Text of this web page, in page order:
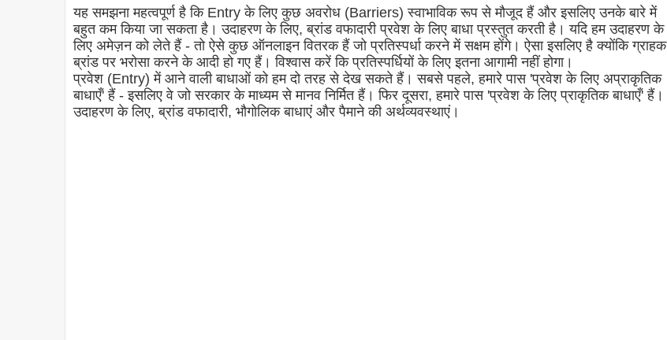
यह समझना महत्वपूर्ण है कि Entry के लिए कुछ अवरोध (Barriers) स्वाभाविक रूप से मौजूद हैं और इसलिए उनके बारे में
बहुत कम किया जा सकता है। उदाहरण के लिए, ब्रांड वफादारी प्रवेश के लिए बाधा प्रस्तुत करती है। यदि हम उदाहरण के
लिए अमेज़न को लेते हैं - तो ऐसे कुछ ऑनलाइन वितरक हैं जो प्रतिस्पर्धा करने में सक्षम होंगे। ऐसा इसलिए है क्योंकि ग्राहक
ब्रांड पर भरोसा करने के आदी हो गए हैं। विश्वास करें कि प्रतिस्पर्धियों के लिए इतना आगामी नहीं होगा।
प्रवेश (Entry) में आने वाली बाधाओं को हम दो तरह से देख सकते हैं। सबसे पहले, हमारे पास 'प्रवेश के लिए अप्राकृतिक
बाधाएँ' हैं - इसलिए वे जो सरकार के माध्यम से मानव निर्मित हैं। फिर दूसरा, हमारे पास 'प्रवेश के लिए प्राकृतिक बाधाएँ' हैं।
उदाहरण के लिए, ब्रांड वफादारी, भौगोलिक बाधाएं और पैमाने की अर्थव्यवस्थाएं।